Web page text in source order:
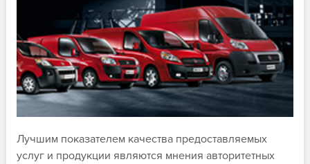
Лучшим показателем качества предоставляемых
услуг и продукции являются мнения авторитетных